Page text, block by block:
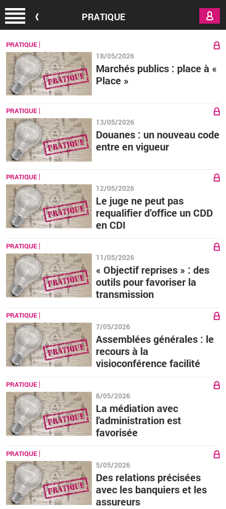
PRATIQUE
PRATIQUE
18/05/2026
Marchés publics : place à «
Place »
PRATIQUE
13/05/2026
Douanes : un nouveau code
entre en vigueur
PRATIQUE
12/05/2026
Le juge ne peut pas
requalifier d’office un CDD
en CDI
PRATIQUE
11/05/2026
« Objectif reprises » : des
outils pour favoriser la
transmission
PRATIQUE
7/05/2026
Assemblées générales : le
recours à la
visioconférence facilité
PRATIQUE
6/05/2026
La médiation avec
l'administration est
favorisée
PRATIQUE
5/05/2026
Des relations précisées
avec les banquiers et les
assureurs